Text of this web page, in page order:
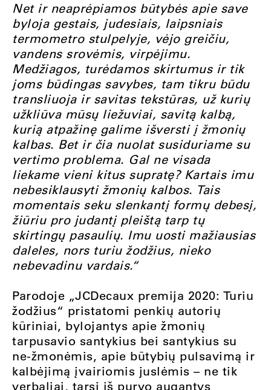
Net ir neaprėpiamos būtybės apie save
byloja gestais, judesiais, laipsniais
termometro stulpelyje, vėjo greičiu,
vandens srovėmis, virpėjimu.
Medžiagos, turėdamos skirtumus ir tik
joms būdingas savybes, tam tikru būdu
transliuoja ir savitas tekstūras, už kurių
užkliūva mūsų liežuviai, savitą kalbą,
kurią atpažinę galime išversti į žmonių
kalbas. Bet ir čia nuolat susiduriame su
vertimo problema. Gal ne visada
liekame vieni kitus supratę? Kartais imu
nebesiklausyti žmonių kalbos. Tais
momentais seku slenkantį formų debesį,
žiūriu pro judantį pleištą tarp tų
skirtingų pasaulių. Imu uosti mažiausias
daleles, nors turiu žodžius, nieko
nebevadinu vardais.“
Parodoje „JCDecaux premija 2020: Turiu
žodžius“ pristatomi penkių autorių
kūriniai, bylojantys apie žmonių
tarpusavio santykius bei santykius su
ne-žmonėmis, apie būtybių pulsavimą ir
kalbėjimą įvairiomis juslėmis – ne tik
verbaliai, tarsi iš purvo augantys